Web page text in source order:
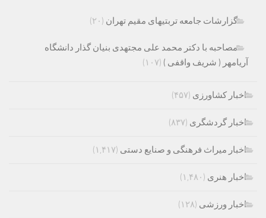
گزارشات جامعه تربتیهای مقیم تهران (۲۰)
مصاحبه با دکتر محمد علی مجتهدی بنیان گذار دانشگاه
آریامهر ( شریف واقفی ) (۱۰۷)
اخبار کشاورزی (۴۵۷)
اخبار گردشگری (۸۳۷)
اخبار میراث فرهنگی و صنایع دستی (۱,۴۱۷)
اخبار هنری (۱,۴۸۰)
اخبار ورزشی (۱۲۸)